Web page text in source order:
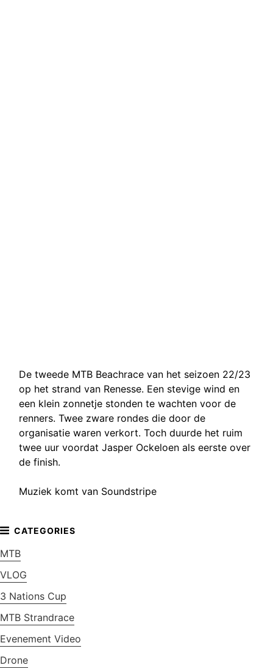
De tweede MTB Beachrace van het seizoen 22/23
op het strand van Renesse. Een stevige wind en
een klein zonnetje stonden te wachten voor de
renners. Twee zware rondes die door de
organisatie waren verkort. Toch duurde het ruim
twee uur voordat Jasper Ockeloen als eerste over
de finish.
Muziek komt van Soundstripe
MTB
VLOG
3 Nations Cup
MTB Strandrace
Evenement Video
Drone